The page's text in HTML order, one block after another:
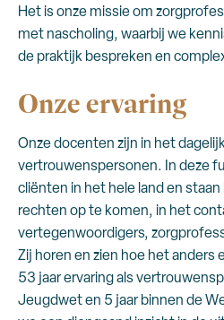
Het is onze missie om
met nascholing, waarbij we
de praktijk bespreken en
Onze ervaring
Onze docenten zijn in het
vertrouwenspersonen. In deze
cliënten in het hele land en
rechten op te komen, in het
vertegenwoordigers,
Zij horen en zien hoe het anders
53 jaar ervaring als
Jeugdwet en 5 jaar binnen de